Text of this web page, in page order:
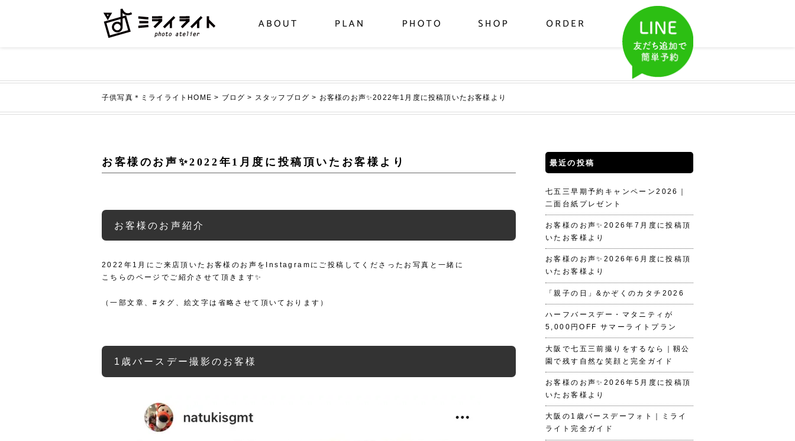
子供写真＊ミライライトHOME > ブログ > スタッフブログ > お客様のお声✨2022年1月度に投稿頂いたお客様より
お客様のお声✨2022年1月度に投稿頂いたお客様より
お客様のお声紹介
2022年1月にご来店頂いたお客様のお声をInstagramにご投稿してくださったお写真と一緒に
こちらのページでご紹介させて頂きます✨
（一部文章、#タグ、絵文字は省略させて頂いております）
1歳バースデー撮影のお客様
最近の投稿
七五三早期予約キャンペーン2026｜
二面台紙プレゼント
お客様のお声✨2026年7月度に投稿頂
いたお客様より
お客様のお声✨2026年6月度に投稿頂
いたお客様より
「親子の日」&かぞくのカタチ2026
ハーフバースデー・マタニティが
5,000円OFF サマーライトプラン
大阪で七五三前撮りをするなら｜靱公
園で残す自然な笑顔と完全ガイド
お客様のお声✨2026年5月度に投稿頂
いたお客様より
大阪の1歳バースデーフォト｜ミライ
ライト完全ガイド